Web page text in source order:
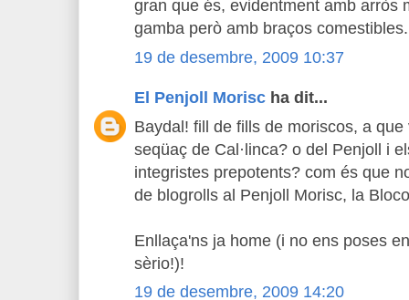
gran que és, evidentment amb arròs
gamba però amb braços comestibles.
19 de desembre, 2009 10:37
El Penjoll Morisc ha dit...
Baydal! fill de fills de moriscos, a
seqüaç de Cal·linca? o del Penjoll i
integristes prepotents? com és que
de blogrolls al Penjoll Morisc, la
Enllaça'ns ja home (i no ens poses
sèrio!)!
19 de desembre, 2009 14:20